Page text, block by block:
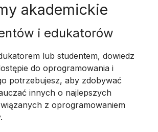
akademickie
i edukatorów
lub studentem, dowiedz
do oprogramowania i
potrzebujesz, aby zdobywać
innych o najlepszych
z oprogramowaniem